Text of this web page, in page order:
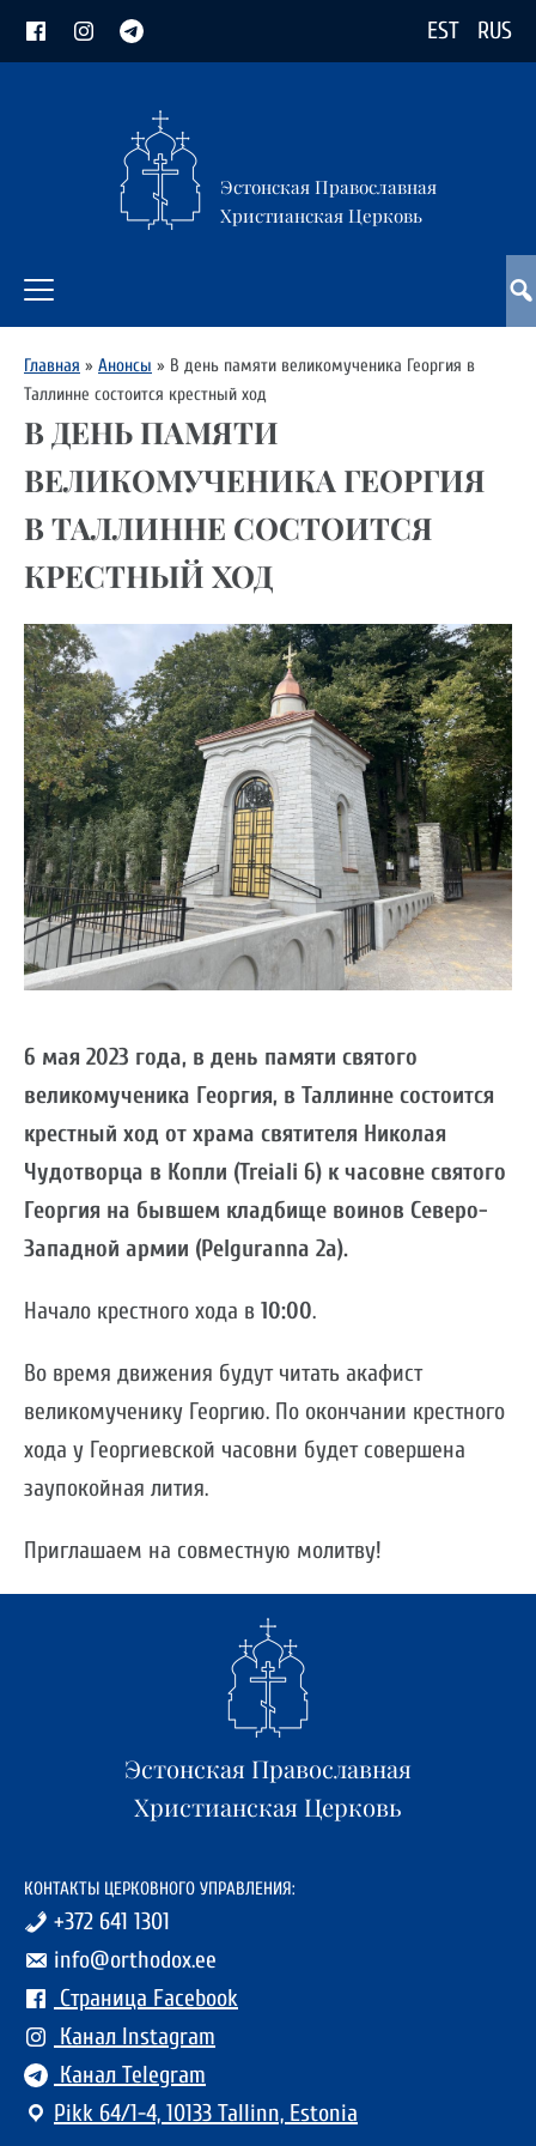
EST RUS
Эстонская Православная
Христианская Церковь
Главная » Анонсы » В день памяти великомученика Георгия в
Таллинне состоится крестный ход
В ДЕНЬ ПАМЯТИ
ВЕЛИКОМУЧЕНИКА ГЕОРГИЯ
В ТАЛЛИННЕ СОСТОИТСЯ
КРЕСТНЫЙ ХОД
6 мая 2023 года, в день памяти святого
великомученика Георгия, в Таллинне состоится
крестный ход от храма святителя Николая
Чудотворца в Копли (Treiali 6) к часовне святого
Георгия на бывшем кладбище воинов Северо-
Западной армии (Pelguranna 2a).
Начало крестного хода в 10:00.
Во время движения будут читать акафист
великомученику Георгию. По окончании крестного
хода у Георгиевской часовни будет совершена
заупокойная лития.
Приглашаем на совместную молитву!
Эстонская Православная
Христианская Церковь
КОНТАКТЫ ЦЕРКОВНОГО УПРАВЛЕНИЯ:
+372 641 1301
info@orthodox.ee
Страница Facebook
Канал Instagram
Канал Telegram
Pikk 64/1-4, 10133 Tallinn, Estonia